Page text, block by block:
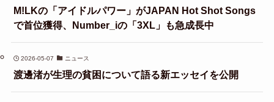
M!LKの「アイドルパワー」がJAPAN Hot Shot Songs
で首位獲得、Number_iの「3XL」も急成長中
2026-05-07 ニュース
渡邊渚が生理の貧困について語る新エッセイを公開